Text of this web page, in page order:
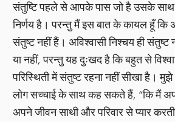
संतुष्टि पहले से आपके पास जो है उसके
निर्णय है। परन्तु मैं इस बात के कायल हूँ
संतुष्ट नहीं हैं। अविश्वासी निश्चय ही
या नहीं, परन्तु यह दुःखद है कि बहुत से
परिस्थिती में संतुष्ट रहना नहीं सीखा है।
लोग सच्चाई के साथ कह सकते हैं, “कि मैं
अपने जीवन साथी और परिवार से प्यार